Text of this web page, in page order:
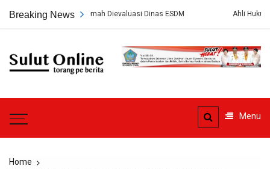
Breaking News
HWR Tak Pernah Dievaluasi Dinas ESDM Ahli Hukum Perdata:
Sulut
Menu
Home